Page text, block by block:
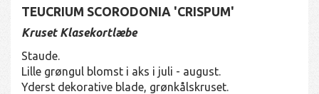
TEUCRIUM SCORODONIA 'CRISPUM'
Kruset Klasekortlæbe
Staude.
Lille grøngul blomst i aks i juli - august.
Yderst dekorative blade, grønkålskruset.